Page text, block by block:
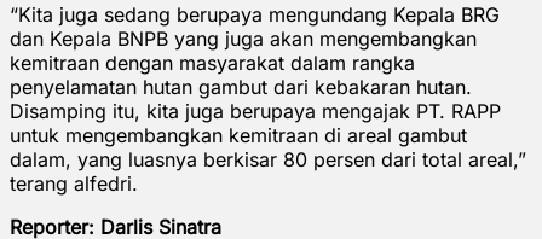
“Kita juga sedang berupaya mengundang Kepala BRG
dan Kepala BNPB yang juga akan mengembangkan
kemitraan dengan masyarakat dalam rangka
penyelamatan hutan gambut dari kebakaran hutan.
Disamping itu, kita juga berupaya mengajak PT. RAPP
untuk mengembangkan kemitraan di areal gambut
dalam, yang luasnya berkisar 80 persen dari total areal,”
terang alfedri.
Reporter: Darlis Sinatra